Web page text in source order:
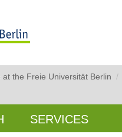
the Freie Universität Berlin /
SERVICES